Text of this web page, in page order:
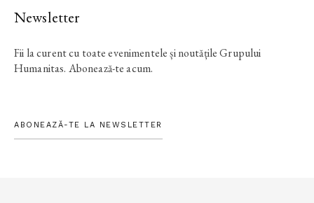
Newsletter
Fii la curent cu toate evenimentele și noutățile Grupului
Humanitas. Abonează-te acum.
ABONEAZĂ-TE LA NEWSLETTER